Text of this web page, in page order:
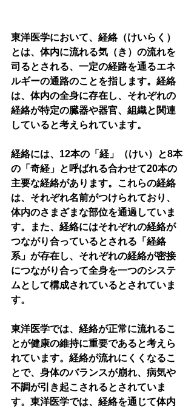
東洋医学において、経絡（けいらく）
とは、体内に流れる気（き）の流れを
司るとされる、一定の経路を通るエネ
ルギーの通路のことを指します。経絡
は、体内の全身に存在し、それぞれの
経絡が特定の臓器や器官、組織と関連
していると考えられています。
経絡には、12本の「経」（けい）と8本
の「奇経」と呼ばれる合わせて20本の
主要な経絡があります。これらの経絡
は、それぞれ名前がつけられており、
体内のさまざまな部位を通過していま
す。また、経絡にはそれぞれの経絡が
つながり合っているとされる「経絡
系」が存在し、それぞれの経絡が密接
につながり合って全身を一つのシステ
ムとして構成されているとされていま
す。
東洋医学では、経絡が正常に流れるこ
とが健康の維持に重要であると考えら
れています。経絡が流れにくくなるこ
とで、身体のバランスが崩れ、病気や
不調が引き起こされるとされていま
す。東洋医学では、経絡を通じて体内